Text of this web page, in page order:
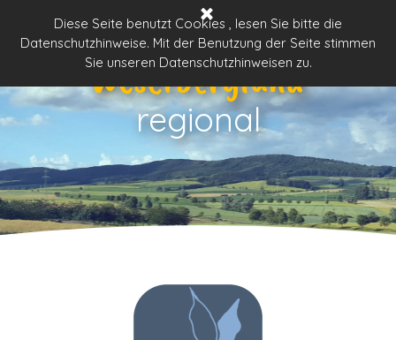
Diese Seite benutzt Cookies , lesen Sie bitte die
Datenschutzhinweise. Mit der Benutzung der Seite stimmen
Sie unseren Datenschutzhinweisen zu.
Menü überspringen
Weserbergland
regional